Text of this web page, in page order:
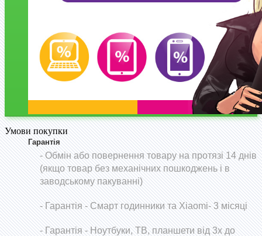
Умови покупки
Гарантія
- Обмін або повернення товару на протязі 14 днів
(якщо товар без механічних пошкоджень і в
заводському пакуванні)
-Гарантія - Смарт годинники та Xiaomi- 3 місяці
- Гарантія - Ноутбуки, ТВ, планшети від 3х до